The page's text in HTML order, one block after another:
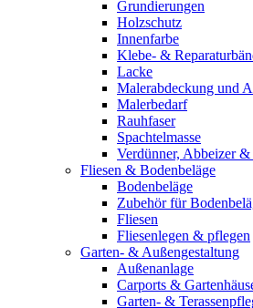
Grundierungen
Holzschutz
Innenfarbe
Klebe- &
Lacke
Malerabdeckung und
Malerbedarf
Rauhfaser
Spachtelmasse
Verdünner, Abbeizer
Fliesen & Bodenbeläge
Bodenbeläge
Zubehör für
Fliesen
Fliesenlegen & pflegen
Garten- & Außengestaltung
Außenanlage
Carports &
Garten- &